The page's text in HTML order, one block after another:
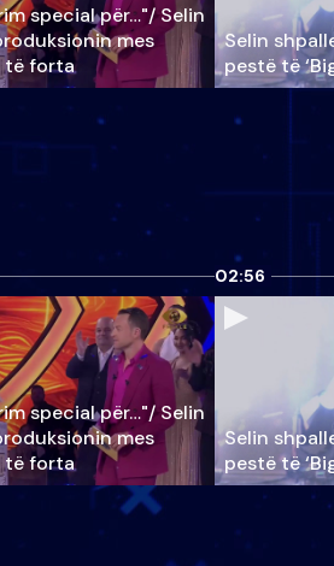
special për…"/ Selin
mes
të forta
Selin
pestë të
special për…"/ Selin
mes
të forta
02:56
Selin
pestë të